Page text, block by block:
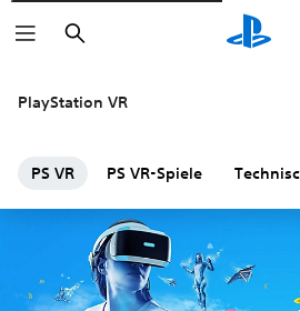
Suchen
PlayStation VR
PS VR PS VR-Spiele